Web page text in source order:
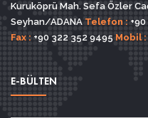
Kuruköprü Mah. Sefa Özler
Seyhan/ADANA Telefon :
Fax : +90 322 352 9495 Mobil :
E-BÜLTEN